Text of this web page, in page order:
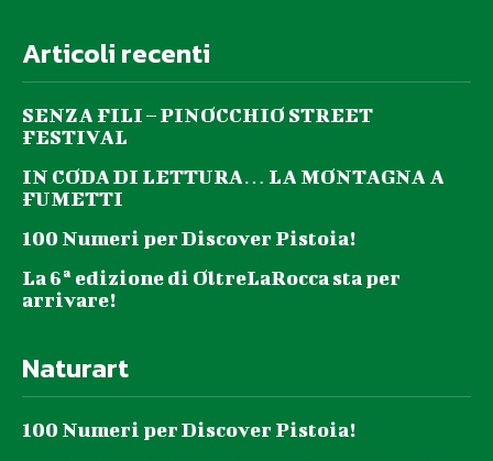
Articoli recenti
SENZA FILI – PINOCCHIO STREET
FESTIVAL
IN CODA DI LETTURA… LA MONTAGNA A
FUMETTI
100 Numeri per Discover Pistoia!
La 6ª edizione di OltreLaRocca sta per
arrivare!
Naturart
100 Numeri per Discover Pistoia!